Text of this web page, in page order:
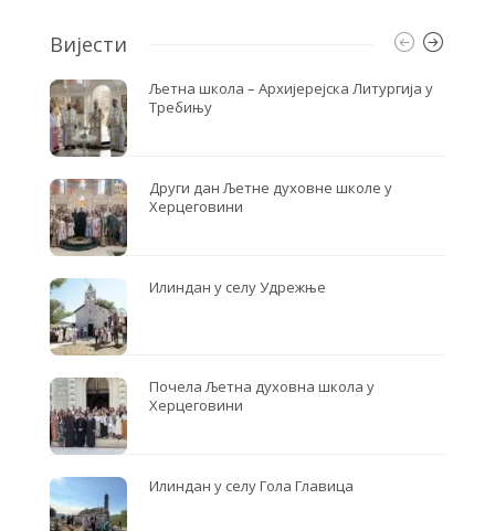
Вијести
Љетна школа – Архијерејска Литургија у
Требињу
Други дан Љетне духовне школе у
Херцеговини
Илиндан у селу Удрежње
Почела Љетна духовна школа у
Херцеговини
Илиндан у селу Гола Главица